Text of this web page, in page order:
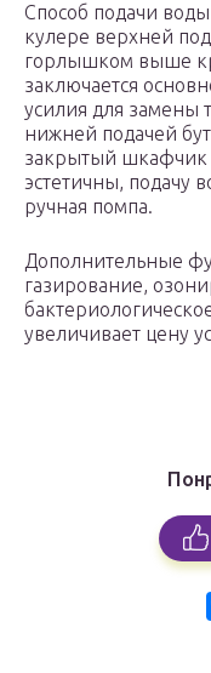
Способ подачи
кулере верхней
горлышком выше
заключается
усилия для замены
нижней подачей
закрытый шкафчик
эстетичны, подачу
ручная помпа.
Дополнительные
газирование,
увеличивает цену